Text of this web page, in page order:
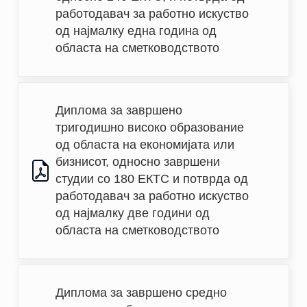
работодавач за работно искуство
од најмалку една година од
областа на сметководството
Диплома за завршено
тригодишно високо образование
од областа на економијата или
бизнисот, односно завршени
студии со 180 ЕКТС и потврда од
работодавач за работно искуство
од најмалку две години од
областа на сметководството
Диплома за завршено средно